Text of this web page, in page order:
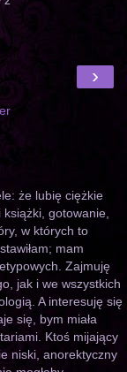
›
że lubię ciężkie
gotowanie,
w których to
mam
Zajmuję
jak i we wszystkich
A interesuję się
się, bym miała
Ktoś mijający
niski, anorektyczny